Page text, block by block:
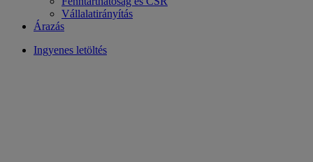
Vállalatirányítás
Árazás
Ingyenes letöltés